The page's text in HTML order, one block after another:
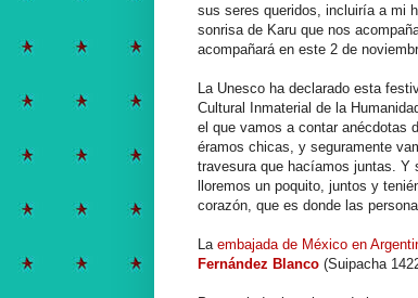
sus seres queridos, incluiría a mi
sonrisa de Karu que nos
acompañará en este 2 de
La Unesco ha declarado esta
Cultural Inmaterial de la
el que vamos a contar anécdotas
éramos chicas, y seguramente
travesura que hacíamos juntas. Y
lloremos un poquito, juntos y
corazón, que es donde las
La embajada de México en
Fernández Blanco (Suipacha